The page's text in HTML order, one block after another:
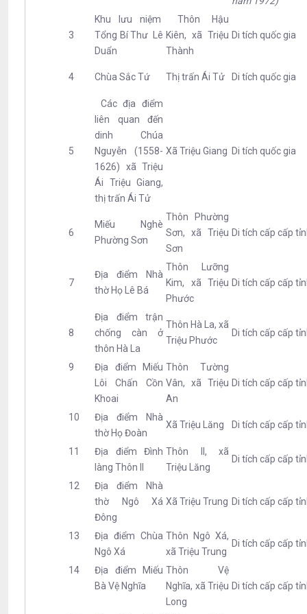
3
Khu l­­ưu niệm
Tổng Bí Thư Lê
Duẩn
Thôn Hậu
Kiên, xã Triệu
Thành
Di tích quốc gia
4 Chùa Sắc Tứ Thị trấn Ái Tử Di tích quốc gia
5
Các địa điểm
liên quan đến
dinh Chúa
Nguyễn (1558-
1626) xã Triệu
Ái Triệu Giang,
thị trấn Ái Tử
Xã Triệu Giang Di tích quốc gia
6
Miếu Nghè
Phường Sơn
Thôn Phường
Sơn, xã Triệu
Sơn
Di tích cấp cấp
7
Địa điểm Nhà
thờ Họ Lê Bá
Thôn Lưỡng
Kim, xã Triệu
Phước
Di tích cấp cấp
8
Địa điểm trận
chống càn ở
thôn Hà La
Thôn Hà La, xã
Triệu Phước
Di tích cấp cấp
9
Địa điểm Miếu
Lôi Chấn Cồn
Khoai
Thôn Tường
Vân, xã Triệu
An
Di tích cấp cấp
10
Địa điểm Nhà
thờ Họ Đoàn
Xã Triệu Lăng Di tích cấp cấp
11
Địa điểm Đình
làng Thôn II
Thôn II, xã
Triệu Lăng
Di tích cấp cấp
12
Địa điểm Nhà
thờ Ngô Xá
Đông
Xã Triệu Trung Di tích cấp cấp
13
Địa điểm Chùa
Ngô Xá
Thôn Ngô Xá,
xã Triệu Trung
Di tích cấp cấp
14
Địa điểm Miếu
Bà Vệ Nghĩa
Thôn Vệ
Nghĩa, xã Triệu
Long
Di tích cấp cấp